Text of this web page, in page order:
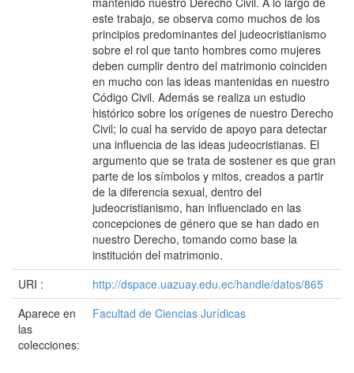
este trabajo, se observa como muchos de los
principios predominantes del judeocristianismo
sobre el rol que tanto hombres como mujeres
deben cumplir dentro del matrimonio coinciden
en mucho con las ideas mantenidas en nuestro
Código Civil. Además se realiza un estudio
histórico sobre los orígenes de nuestro Derecho
Civil; lo cual ha servido de apoyo para detectar
una influencia de las ideas judeocristianas. El
argumento que se trata de sostener es que gran
parte de los símbolos y mitos, creados a partir
de la diferencia sexual, dentro del
judeocristianismo, han influenciado en las
concepciones de género que se han dado en
nuestro Derecho, tomando como base la
institución del matrimonio.
URI :
http://dspace.uazuay.edu.ec/handle/datos/865
Aparece en
las
colecciones:
Facultad de Ciencias Jurídicas